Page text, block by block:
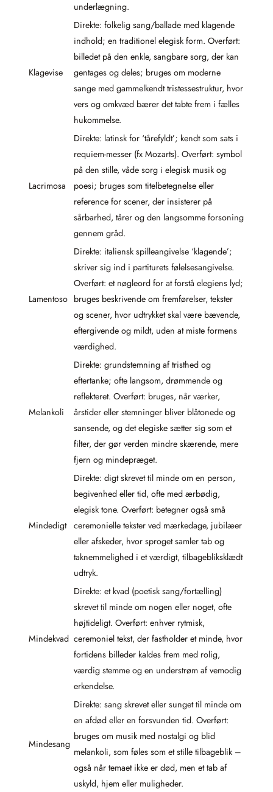
underlægning.
Klagevise
Direkte: folkelig sang/ballade med klagende
indhold; en traditionel elegisk form. Overført:
billedet på den enkle, sangbare sorg, der kan
gentages og deles; bruges om moderne
sange med gammelkendt tristessestruktur, hvor
vers og omkvæd bærer det tabte frem i fælles
hukommelse.
Lacrimosa
Direkte: latinsk for ‘tårefyldt’; kendt som sats i
requiem-messer (fx Mozarts). Overført: symbol
på den stille, våde sorg i elegisk musik og
poesi; bruges som titelbetegnelse eller
reference for scener, der insisterer på
sårbarhed, tårer og den langsomme forsoning
gennem gråd.
Lamentoso
Direkte: italiensk spilleangivelse ‘klagende’;
skriver sig ind i partiturets følelsesangivelse.
Overført: et nøgleord for at forstå elegiens lyd;
bruges beskrivende om fremførelser, tekster
og scener, hvor udtrykket skal være bævende,
eftergivende og mildt, uden at miste formens
værdighed.
Melankoli
Direkte: grundstemning af tristhed og
eftertanke; ofte langsom, drømmende og
reflekteret. Overført: bruges, når værker,
årstider eller stemninger bliver blåtonede og
sansende, og det elegiske sætter sig som et
filter, der gør verden mindre skærende, mere
fjern og mindepræget.
Mindedigt
Direkte: digt skrevet til minde om en person,
begivenhed eller tid, ofte med ærbødig,
elegisk tone. Overført: betegner også små
ceremonielle tekster ved mærkedage, jubilæer
eller afskeder, hvor sproget samler tab og
taknemmelighed i et værdigt, tilbagebliksklædt
udtryk.
Mindekvad
Direkte: et kvad (poetisk sang/fortælling)
skrevet til minde om nogen eller noget, ofte
højtideligt. Overført: enhver rytmisk,
ceremoniel tekst, der fastholder et minde, hvor
fortidens billeder kaldes frem med rolig,
værdig stemme og en understrøm af vemodig
erkendelse.
Mindesang
Direkte: sang skrevet eller sunget til minde om
en afdød eller en forsvunden tid. Overført:
bruges om musik med nostalgi og blid
melankoli, som føles som et stille tilbageblik –
også når temaet ikke er død, men et tab af
uskyld, hjem eller muligheder.